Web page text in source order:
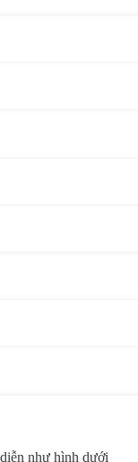
như hình dưới